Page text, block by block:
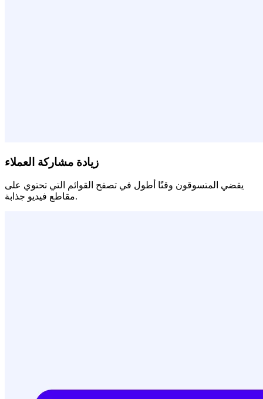
زيادة مشاركة العملاء
يقضي المتسوقون وقتًا أطول في تصفح القوائم التي تحتوي على
مقاطع فيديو جذابة.